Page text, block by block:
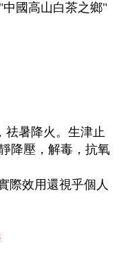
國高山白茶之鄉"
祛暑降火。生津止
降壓，解毒，抗氧
際效用還視乎個人